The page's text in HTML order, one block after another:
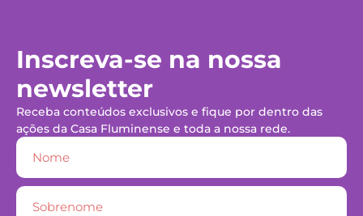
Inscreva-se na nossa
newsletter
Receba conteúdos exclusivos e fique por dentro das
ações da Casa Fluminense e toda a nossa rede.